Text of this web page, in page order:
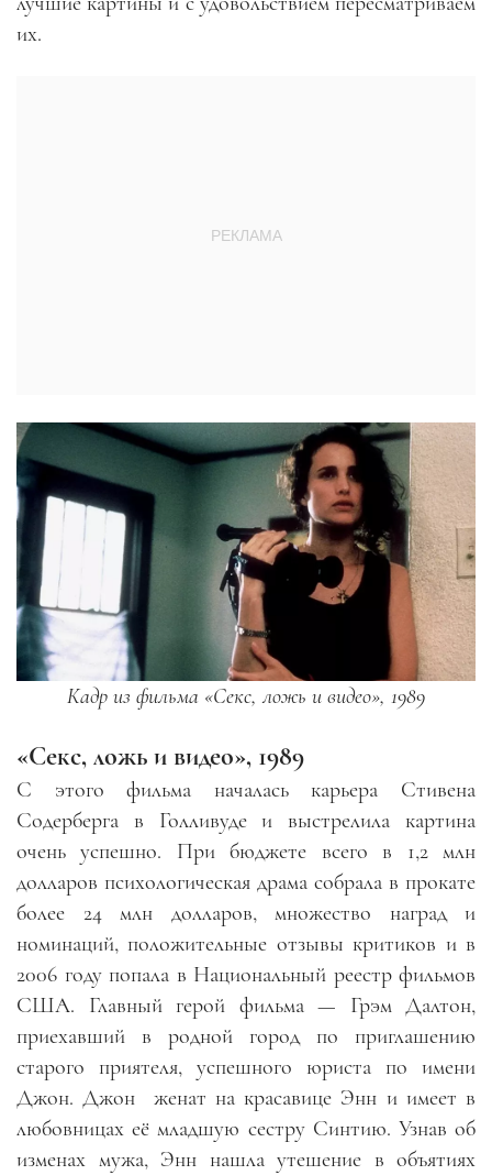
их.
Кадр из фильма «Секс, ложь и видео», 1989
«Секс, ложь и видео», 1989
С этого фильма началась карьера Стивена
Содерберга в Голливуде и выстрелила картина
очень успешно. При бюджете всего в 1,2 млн
долларов психологическая драма собрала в прокате
более 24 млн долларов, множество наград и
номинаций, положительные отзывы критиков и в
2006 году попала в Национальный реестр фильмов
США. Главный герой фильма — Грэм Далтон,
приехавший в родной город по приглашению
старого приятеля, успешного юриста по имени
Джон. Джон
женат на красавице Энн и имеет в
любовницах её младшую сестру Синтию. Узнав об
изменах мужа, Энн нашла утешение в объятиях